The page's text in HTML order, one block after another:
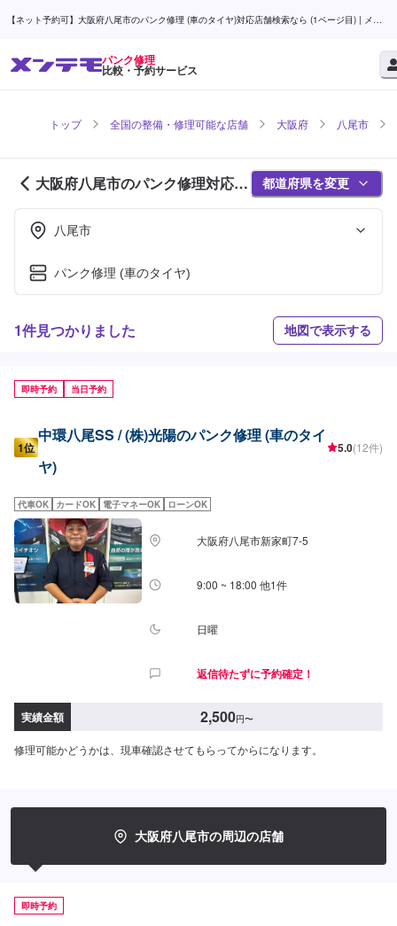
【ネット予約可】大阪府八尾市のパンク修理 (車のタイヤ)対応店舗検索なら (1ページ目) | メン
パンク修理
比較・予約サービス
トップ 全国の整備・修理可能な店舗 大阪府 八尾市
大阪府八尾市のパンク修理対応店
舗紹介 (1ページ目)
都道府県を変更
八尾市
パンク修理 (車のタイヤ)
1件見つかりました 地図で表示する
即時予約 当日予約
1位
中環八尾SS / (株)光陽のパンク修理 (車のタイ
ヤ)
5.0(12件)
代車OK カードOK 電子マネーOK ローンOK
大阪府八尾市新家町7-5
9:00 ~ 18:00 他1件
日曜
返信待たずに予約確定！
実績金額 2,500円〜
修理可能かどうかは、現車確認させてもらってからになります。
大阪府八尾市の周辺の店舗
即時予約